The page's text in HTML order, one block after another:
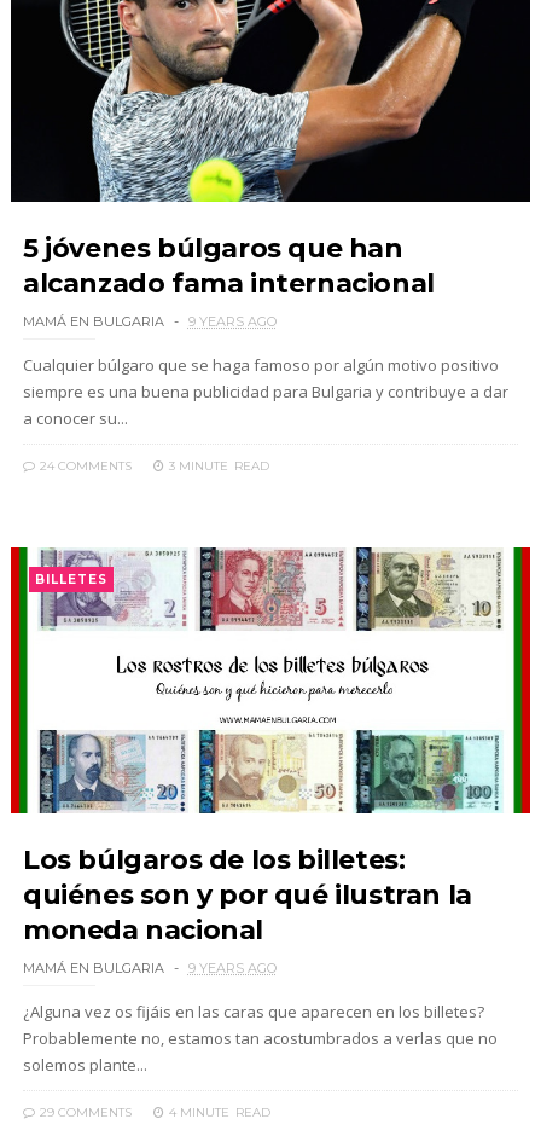
5 jóvenes búlgaros que han
alcanzado fama internacional
MAMÁ EN BULGARIA 9 YEARS AGO
Cualquier búlgaro que se haga famoso por algún motivo positivo
siempre es una buena publicidad para Bulgaria y contribuye a dar
a conocer su...
24 COMMENTS 3 MINUTE READ
BILLETES
Los búlgaros de los billetes:
quiénes son y por qué ilustran la
moneda nacional
MAMÁ EN BULGARIA 9 YEARS AGO
¿Alguna vez os fijáis en las caras que aparecen en los billetes?
Probablemente no, estamos tan acostumbrados a verlas que no
solemos plante...
29 COMMENTS 4 MINUTE READ